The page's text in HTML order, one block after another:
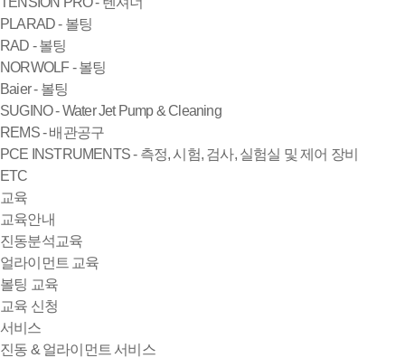
PLARAD - 볼팅
RAD - 볼팅
NORWOLF - 볼팅
Baier - 볼팅
SUGINO - Water Jet Pump & Cleaning
REMS - 배관공구
PCE INSTRUMENTS - 측정, 시험, 검사, 실험실 및 제어 장비
ETC
교육
교육안내
진동분석교육
얼라이먼트 교육
볼팅 교육
교육 신청
서비스
진동 & 얼라이먼트 서비스